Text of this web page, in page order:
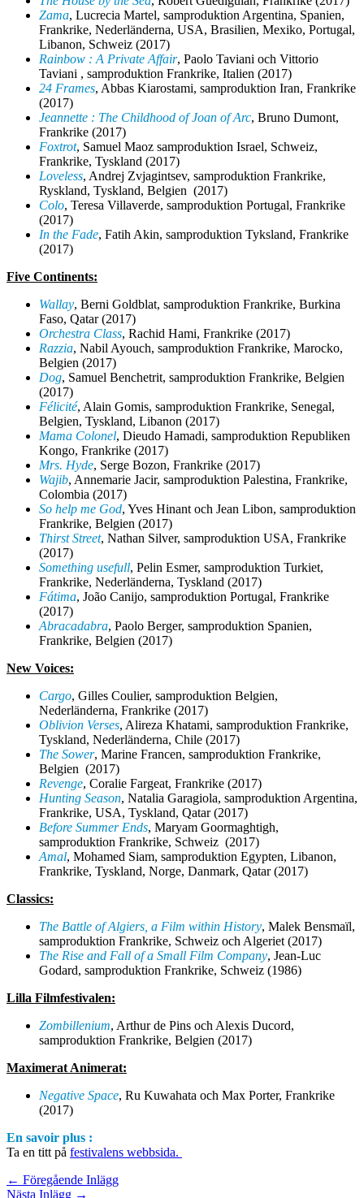
Zama, Lucrecia Martel, samproduktion Argentina, Spanien,
Frankrike, Nederländerna, USA, Brasilien, Mexiko, Portugal,
Libanon, Schweiz (2017)
Rainbow : A Private Affair, Paolo Taviani och Vittorio
Taviani , samproduktion Frankrike, Italien (2017)
24 Frames, Abbas Kiarostami, samproduktion Iran, Frankrike
(2017)
Jeannette : The Childhood of Joan of Arc, Bruno Dumont,
Frankrike (2017)
Foxtrot, Samuel Maoz samproduktion Israel, Schweiz,
Frankrike, Tyskland (2017)
Loveless, Andrej Zvjagintsev, samproduktion Frankrike,
Ryskland, Tyskland, Belgien (2017)
Colo, Teresa Villaverde, samproduktion Portugal, Frankrike
(2017)
In the Fade, Fatih Akin, samproduktion Tyksland, Frankrike
(2017)
Five Continents:
Wallay, Berni Goldblat, samproduktion Frankrike, Burkina
Faso, Qatar (2017)
Orchestra Class, Rachid Hami, Frankrike (2017)
Razzia, Nabil Ayouch, samproduktion Frankrike, Marocko,
Belgien (2017)
Dog, Samuel Benchetrit, samproduktion Frankrike, Belgien
(2017)
Félicité, Alain Gomis, samproduktion Frankrike, Senegal,
Belgien, Tyskland, Libanon (2017)
Mama Colonel, Dieudo Hamadi, samproduktion Republiken
Kongo, Frankrike (2017)
Mrs. Hyde, Serge Bozon, Frankrike (2017)
Wajib, Annemarie Jacir, samproduktion Palestina, Frankrike,
Colombia (2017)
So help me God, Yves Hinant och Jean Libon, samproduktion
Frankrike, Belgien (2017)
Thirst Street, Nathan Silver, samproduktion USA, Frankrike
(2017)
Something usefull, Pelin Esmer, samproduktion Turkiet,
Frankrike, Nederländerna, Tyskland (2017)
Fátima, João Canijo, samproduktion Portugal, Frankrike
(2017)
Abracadabra, Paolo Berger, samproduktion Spanien,
Frankrike, Belgien (2017)
New Voices:
Cargo, Gilles Coulier, samproduktion Belgien,
Nederländerna, Frankrike (2017)
Oblivion Verses, Alireza Khatami, samproduktion Frankrike,
Tyskland, Nederländerna, Chile (2017)
The Sower, Marine Francen, samproduktion Frankrike,
Belgien (2017)
Revenge, Coralie Fargeat, Frankrike (2017)
Hunting Season, Natalia Garagiola, samproduktion Argentina,
Frankrike, USA, Tyskland, Qatar (2017)
Before Summer Ends, Maryam Goormaghtigh,
samproduktion Frankrike, Schweiz (2017)
Amal, Mohamed Siam, samproduktion Egypten, Libanon,
Frankrike, Tyskland, Norge, Danmark, Qatar(2017)
Classics:
The Battle of Algiers, a Film within History, Malek Bensmaïl,
samproduktion Frankrike, Schweiz och Algeriet (2017)
The Rise and Fall of a Small Film Company, Jean-Luc
Godard, samproduktion Frankrike, Schweiz (1986)
Lilla Filmfestivalen:
Zombillenium, Arthur de Pins och Alexis Ducord,
samproduktion Frankrike, Belgien (2017)
Maximerat Animerat:
Negative Space, Ru Kuwahata och Max Porter, Frankrike
(2017)
En savoir plus :
Ta en titt på festivalens webbsida.
← Föregående Inlägg
Nästa Inlägg →